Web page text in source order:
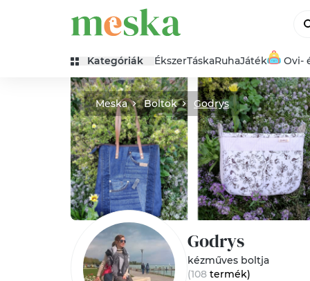
Kategóriák ÉkszerTáskaRuhaJáték Ovi-
Meska Boltok Godrys
Godrys
kézműves boltja
(108 termék)